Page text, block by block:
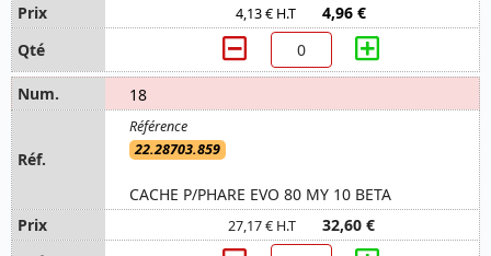
4,13 € H.T 4,96 €
18
22.28703.859
CACHE P/PHARE EVO 80 MY 10 BETA
27,17 € H.T 32,60 €